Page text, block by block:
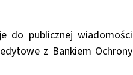
do publicznej wiadomości
z Bankiem Ochrony